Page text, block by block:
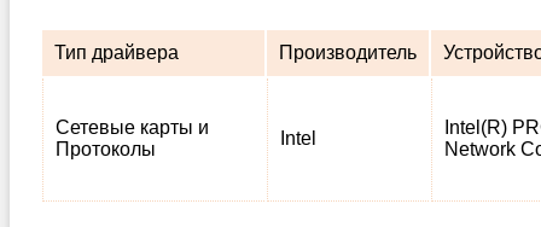
Тип драйвера Производитель
Сетевые карты и
Протоколы
Intel
Intel(R)
Network